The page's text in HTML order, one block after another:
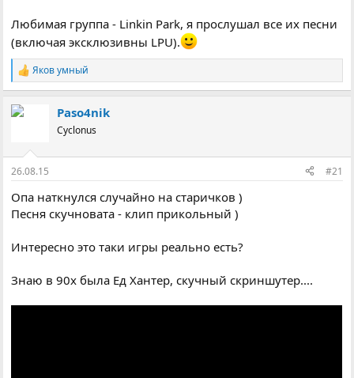
Любимая группа - Linkin Park, я прослушал все их песни
(включая эксклюзивны LPU).
Р
е
к
Яков умный
Paso4nik
Cyclonus
26.08.15 #21
Опа наткнулся случайно на старичков )
Песня скучновата - клип прикольный )
Интересно это таки игры реально есть?
Знаю в 90х была Ед Хантер, скучный скриншутер....